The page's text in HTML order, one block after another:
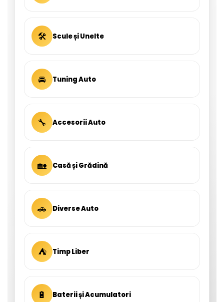
🛠 Scule și Unelte
🚘 Tuning Auto
🔧 Accesorii Auto
🏡 Casă și Grădină
🚗 Diverse Auto
⛺ Timp Liber
🔋 Baterii și Acumulatori